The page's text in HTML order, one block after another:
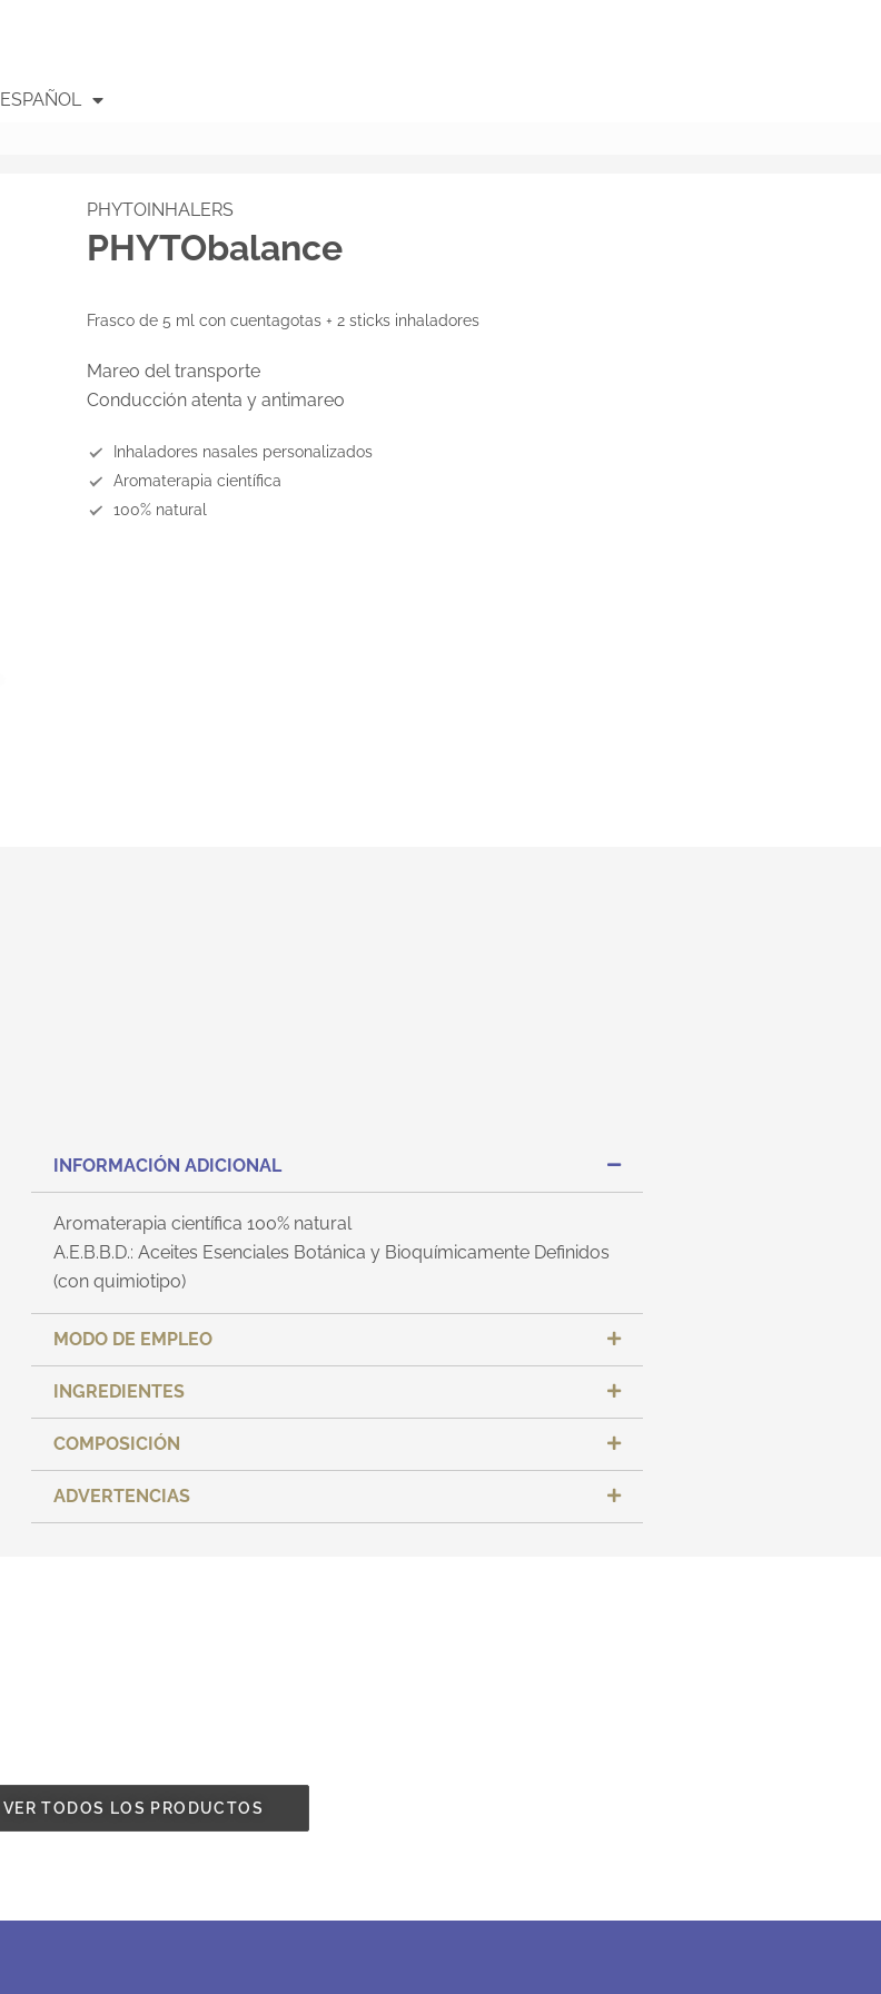
ESPAÑOL
PHYTOINHALERS
PHYTObalance
Frasco de 5 ml con cuentagotas + 2 sticks inhaladores
Mareo del transporte
Conducción atenta y antimareo
Inhaladores nasales personalizados
Aromaterapia científica
100% natural
INFORMACIÓN ADICIONAL
Aromaterapia científica 100% natural
A.E.B.B.D.: Aceites Esenciales Botánica y Bioquímicamente Definidos
(con quimiotipo)
MODO DE EMPLEO
INGREDIENTES
COMPOSICIÓN
ADVERTENCIAS
VER TODOS LOS PRODUCTOS